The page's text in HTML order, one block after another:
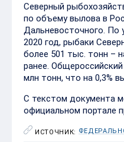
Северный
по объему вылова в
Дальневосточного.
2020 год, рыбаки
более 501 тыс. тонн –
ранее.
млн тонн, что на 0,3%
С текстом документа
официальном портале
ИСТОЧНИК: